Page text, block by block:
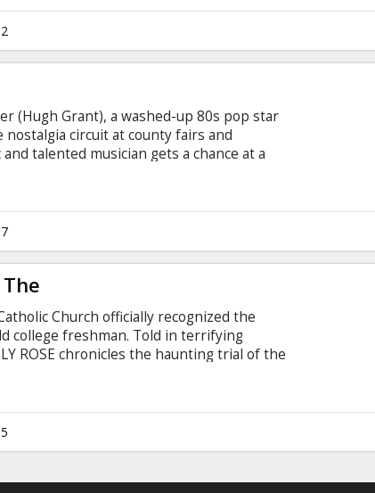
в жуткого Ящера, нагоняющего страх и
время на свободе оказывается известный
себе новую жертву.
(Hugh Grant), a washed-up 80s pop star
circuit at county fairs and
talented musician gets a chance at a
with a hit in a matter of days. Enter Sophie
quirky plant lady, whose flair for
songwriter.
Church officially recognized the
college freshman. Told in terrifying
ROSE chronicles the haunting trial of the
the priest (Tom Wilkinson) who performed
Tom Wilkinson, Campbell Scott
subtitles.